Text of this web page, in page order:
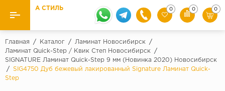
Назад
Ламинат Бренды
А СТИЛЬ 0 0 0
Главная / Каталог / Ламинат Новосибирск
/
Ламинат Quick-Step / Квик Степ Новосибирск
/
SIGNATURE Ламинат Quick-Step 9 мм (Новинка 2020) Новосибирск
/
SIG4750 Дуб бежевый лакированный Signature Ламинат Quick-
Step